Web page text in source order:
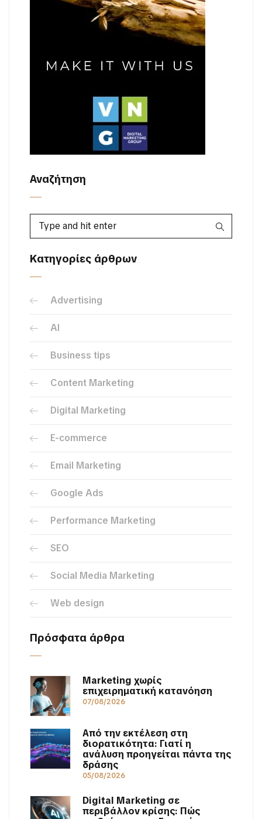
Αναζήτηση
Κατηγορίες άρθρων
Advertising
AI
Business tips
Content Marketing
Digital Marketing
E-commerce
Email Marketing
Google Ads
Performance Marketing
SEO
Social Media Marketing
Web design
Πρόσφατα άρθρα
Marketing χωρίς
επιχειρηματική κατανόηση
07/08/2026
Από την εκτέλεση στη
διορατικότητα: Γιατί η
ανάλυση προηγείται πάντα της
δράσης
05/08/2026
Digital Marketing σε
περιβάλλον κρίσης: Πώς